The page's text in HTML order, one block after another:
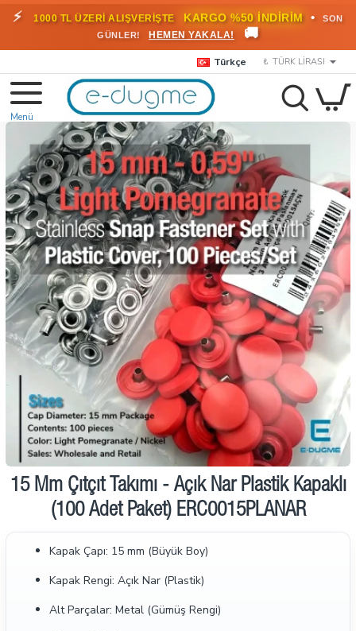
⚡ 1000 TL ÜZERİ ALIŞVERİŞTE KARGO %50 İNDİRİM •
SON
GÜNLER!
HEMEN YAKALA! 🚚
Türkçe ₺ TÜRK LIRASI
İndirimde
15 Mm Çıtçıt Takımı - Açık Nar Plastik Kapaklı
(100 Adet Paket) ERC0015PLANAR
Kapak Çapı: 15 mm (Büyük Boy)
Kapak Rengi: Açık Nar (Plastik)
Alt Parçalar: Metal (Gümüş Rengi)